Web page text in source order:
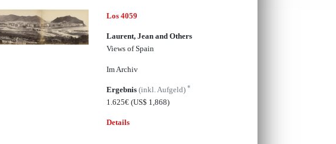
Los 4059
Laurent, Jean and Others
Views of Spain
Im Archiv
Ergebnis (inkl. Aufgeld) *
1.625€ (US$ 1,868)
Details